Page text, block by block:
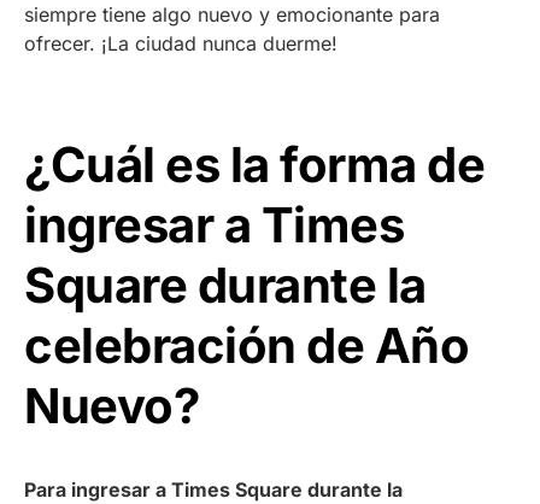
siempre tiene algo nuevo y emocionante para
ofrecer. ¡La ciudad nunca duerme!
¿Cuál es la forma de
ingresar a Times
Square durante la
celebración de Año
Nuevo?
Para ingresar a Times Square durante la